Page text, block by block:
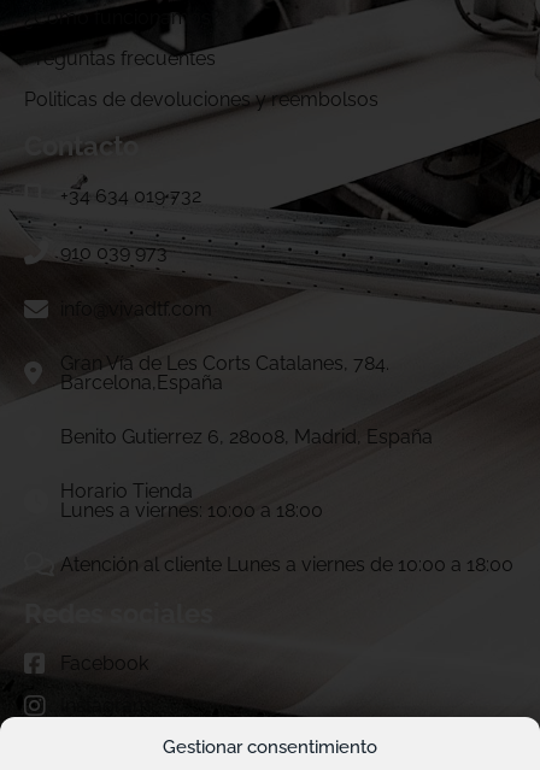
Gestionar consentimiento
¿Cómo funcionamos?
Preguntas frecuentes
Politicas de devoluciones y reembolsos
Contacto
+34 634 019 732
910 039 973
info@vivadtf.com
Gran Vía de Les Corts Catalanes, 784.
Barcelona,España
Benito Gutierrez 6, 28008, Madrid, España
Horario Tienda
Lunes a viernes: 10:00 a 18:00
Atención al cliente Lunes a viernes de 10:00 a 18:00
Facebook